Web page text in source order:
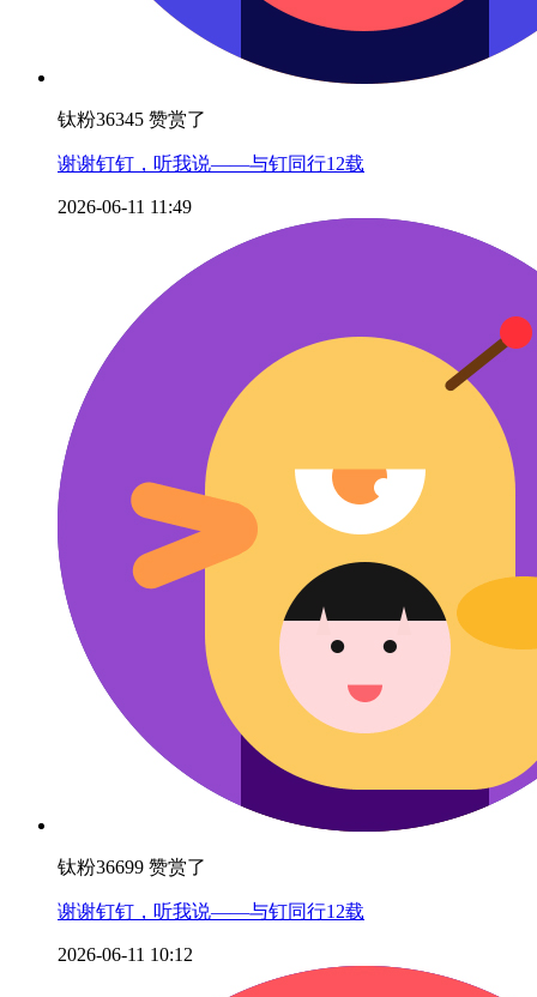
钛粉36345 赞赏了
谢谢钉钉，听我说——与钉同行12载
2026-06-11 11:49
钛粉36699 赞赏了
谢谢钉钉，听我说——与钉同行12载
2026-06-11 10:12